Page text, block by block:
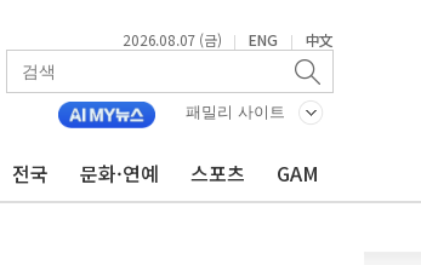
2026.08.07 (금) | ENG | 中文
패밀리 사이트
전국 문화·연예 스포츠 GAM